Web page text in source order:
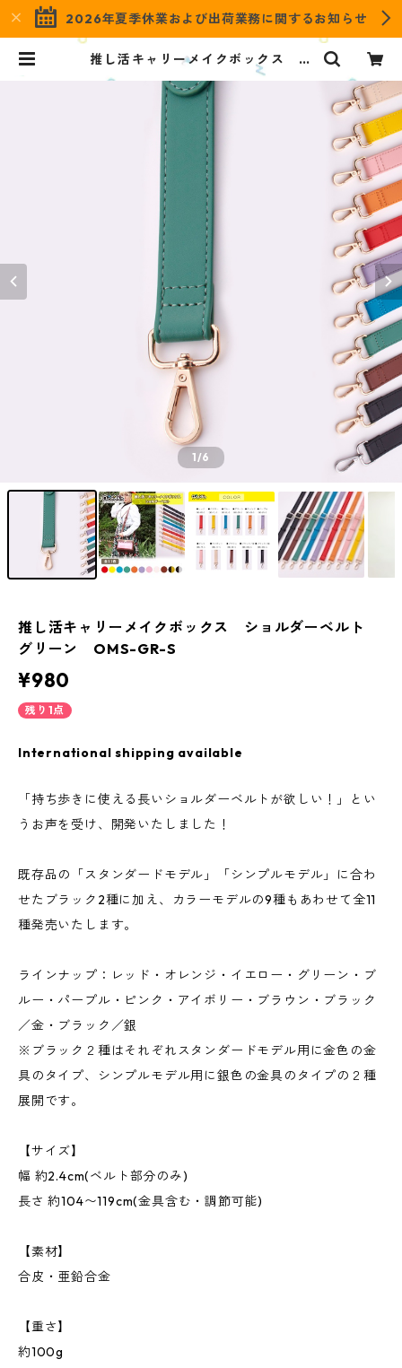
2026年夏季休業および出荷業務に関するお知らせ
推し活キャリーメイクボックス シ
ョルダーベルト グリーン OMS-
GR-S | OZaKKa（オザッカ） offi
cial online shop
1/6
推し活キャリーメイクボックス ショルダーベルト
グリーン OMS-GR-S
¥980
残り1点
International shipping available
「持ち歩きに使える長いショルダーベルトが欲しい！」とい
うお声を受け、開発いたしました！
既存品の「スタンダードモデル」「シンプルモデル」に合わ
せたブラック2種に加え、カラーモデルの9種もあわせて全11
種発売いたします。
ラインナップ：レッド・オレンジ・イエロー・グリーン・ブ
ルー・パープル・ピンク・アイボリー・ブラウン・ブラック
／金・ブラック／銀
※ブラック２種はそれぞれスタンダードモデル用に金色の金
具のタイプ、シンプルモデル用に銀色の金具のタイプの２種
展開です。
【サイズ】
幅 約2.4cm(ベルト部分のみ)
長さ 約104〜119cm(金具含む・調節可能)
【素材】
合皮・亜鉛合金
【重さ】
約100g